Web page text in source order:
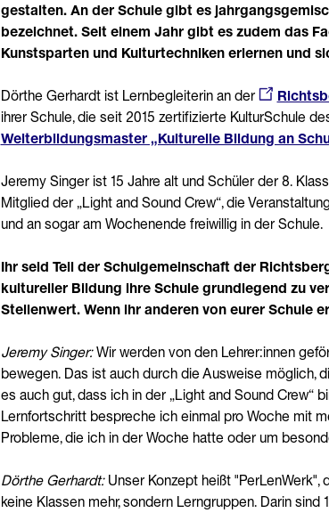
gestalten. An der Schule gibt es
bezeichnet. Seit einem Jahr gibt es zudem das
Kunstsparten und Kulturtechniken erlernen und
Dörthe Gerhardt ist Lernbegleiterin an der
ihrer Schule, die seit 2015 zertifizierte KulturSchule
Weiterbildungsmaster „Kulturelle Bildung an
Jeremy Singer ist 15 Jahre alt und Schüler der 8.
Mitglied der „Light and Sound Crew“, die
und an sogar am Wochenende freiwillig in der Schule.
Ihr seid Teil der Schulgemeinschaft der
kultureller Bildung ihre Schule grundlegend zu
Stellenwert. Wenn ihr anderen von eurer Schule
Jeremy Singer:Wir werden von den Lehrer:innen
bewegen. Das ist auch durch die Ausweise möglich,
es auch gut, dass ich in der „Light and Sound Crew“
Lernfortschritt bespreche ich einmal pro Woche mit
Probleme, die ich in der Woche hatte oder um
Dörthe Gerhardt: Unser Konzept heißt
keine Klassen mehr, sondern Lerngruppen. Darin